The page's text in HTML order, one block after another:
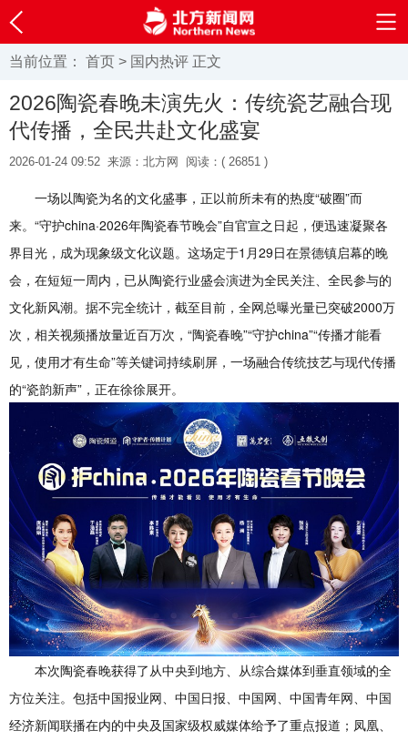
当前位置： 首页 > 国内热评 正文
2026陶瓷春晚未演先火：传统瓷艺融合现
代传播，全民共赴文化盛宴
2026-01-24 09:52 来源：北方网 阅读：( 26851 )
一场以陶瓷为名的文化盛事，正以前所未有的热度“破圈”而
来。“守护china·2026年陶瓷春节晚会”自官宣之日起，便迅速凝聚各
界目光，成为现象级文化议题。这场定于1月29日在景德镇启幕的晚
会，在短短一周内，已从陶瓷行业盛会演进为全民关注、全民参与的
文化新风潮。据不完全统计，截至目前，全网总曝光量已突破2000万
次，相关视频播放量近百万次，“陶瓷春晚”“守护china”“传播才能看
见，使用才有生命”等关键词持续刷屏，一场融合传统技艺与现代传播
的“瓷韵新声”，正在徐徐展开。
本次陶瓷春晚获得了从中央到地方、从综合媒体到垂直领域的全
方位关注。包括中国报业网、中国日报、中国网、中国青年网、中国
经济新闻联播在内的中央及国家级权威媒体给予了重点报道；凤凰、